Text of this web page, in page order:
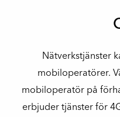
Nätverkstjänster
mobiloperatörer.
mobiloperatör på
erbjuder tjänster för